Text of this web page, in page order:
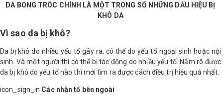
DA BONG TRÓC CHÍNH LÀ MỘT TRONG SỐ NHỮNG DẤU HIỆU BỊ
KHÔ DA
Vì sao da bị khô?
Da bị khô do nhiều yếu tố gây ra, có thể do yếu tố ngoại sinh hoặc nội
sinh. Và một người thì có thể bị tác động do nhiều yếu tố. Nắm rõ được
da bị khô do yếu tố nào thì mới tìm ra được cách điều trị hiệu quả nhất.
icon_sign_in Các nhân tố bên ngoài